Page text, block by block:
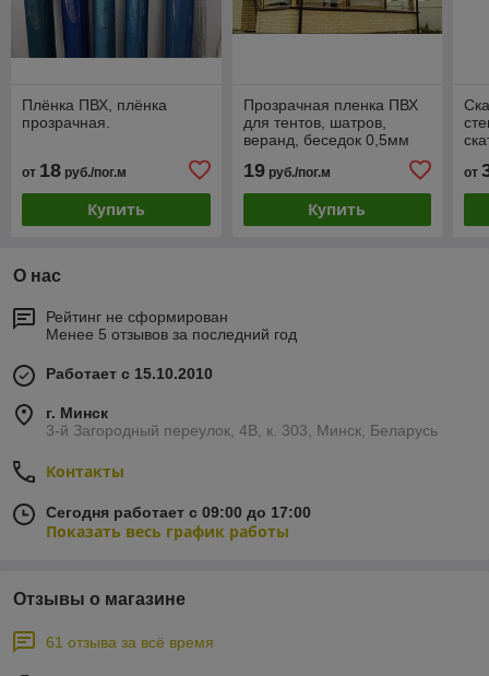
Плёнка ПВХ, плёнка
прозрачная.
от 18 руб./пог.м
Купить
Прозрачная пленка ПВХ
для тентов, шатров,
веранд, беседок 0,5мм
19руб./пог.м
Купить
от
О нас
Рейтинг не сформирован
Менее 5 отзывов за последний год
Работает с 15.10.2010
г. Минск
3-й Загородный переулок, 4В, к. 303, Минск, Беларусь
Контакты
Сегодня работает с 09:00 до 17:00
Показать весь график работы
Отзывы о магазине
61 отзыва за всё время